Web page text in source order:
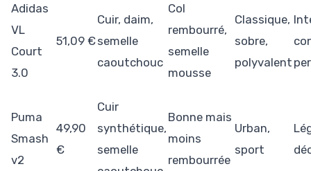
Adidas
VL
Court
3.0
51,09 €
Cuir, daim,
semelle
caoutchouc
Col
rembourré,
semelle
mousse
Classique,
sobre,
polyvalent
Puma
Smash
v2
49,90
€
Cuir
synthétique,
semelle
Bonne mais
moins
rembourrée
Urban,
sport